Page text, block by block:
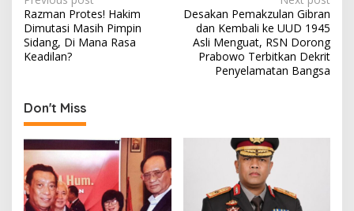
o
s
a
v
i
g
a
Razman Protes! Hakim
Dimutasi Masih Pimpin
Sidang, Di Mana Rasa
Keadilan?
Desakan Pemakzulan Gibran
dan Kembali ke UUD 1945
Asli Menguat, RSN Dorong
Prabowo Terbitkan Dekrit
Penyelamatan Bangsa
Don't Miss